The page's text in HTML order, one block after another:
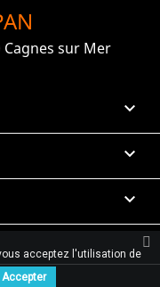
Cagnes sur Mer



acceptez l'utilisation de
Accepter